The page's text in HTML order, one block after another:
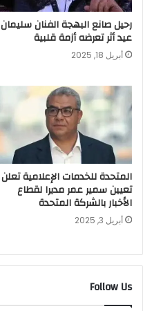
رحيل صانع البهجة الفنان سليمان
عيد أثر تعرضه أزمة قلبية
أبريل 18, 2025
المتحدة للخدمات الإعلامية تعلن
تعيين سمير عمر مديرا لقطاع
الأخبار بالشركة المتحدة
أبريل 3, 2025
Follow Us